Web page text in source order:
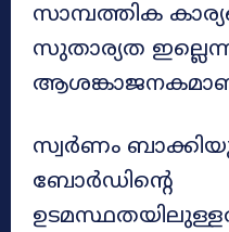
സാമ്പത്തിക
സുതാര്യത
സ്വർണം
ബോർഡിന്റെ